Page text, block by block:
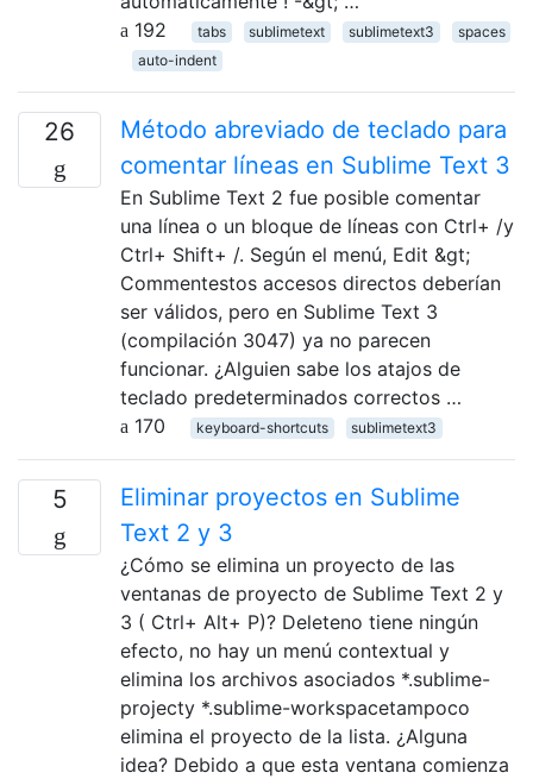
192
tabs sublimetext sublimetext3
spaces
auto-indent
26
Método abreviado de teclado para
comentar líneas en Sublime Text 3
En Sublime Text 2 fue posible comentar
una línea o un bloque de líneas con Ctrl+ /y
Ctrl+ Shift+ /. Según el menú, Edit &gt;
Commentestos accesos directos deberían
ser válidos, pero en Sublime Text 3
(compilación 3047) ya no parecen
funcionar. ¿Alguien sabe los atajos de
teclado predeterminados correctos …
170
keyboard-shortcuts sublimetext3
5
Eliminar proyectos en Sublime
Text 2 y 3
¿Cómo se elimina un proyecto de las
ventanas de proyecto de Sublime Text 2 y
3 ( Ctrl+ Alt+ P)? Deleteno tiene ningún
efecto, no hay un menú contextual y
elimina los archivos asociados *.sublime-
projecty *.sublime-workspacetampoco
elimina el proyecto de la lista. ¿Alguna
idea? Debido a que esta ventana comienza